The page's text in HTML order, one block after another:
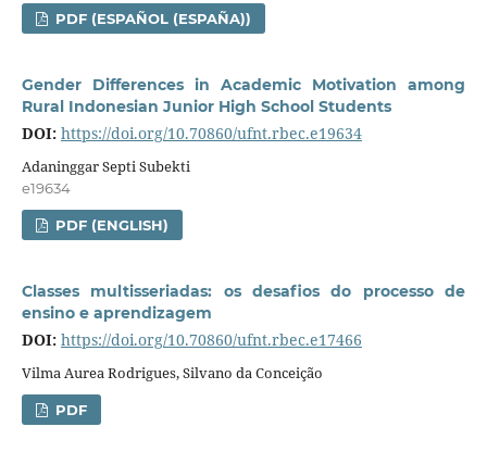
PDF (ESPAÑOL (ESPAÑA))
Gender Differences in Academic Motivation among
Rural Indonesian Junior High School Students
DOI: https://doi.org/10.70860/ufnt.rbec.e19634
Adaninggar Septi Subekti
e19634
PDF (ENGLISH)
Classes multisseriadas: os desafios do processo de
ensino e aprendizagem
DOI: https://doi.org/10.70860/ufnt.rbec.e17466
Vilma Aurea Rodrigues, Silvano da Conceição
PDF